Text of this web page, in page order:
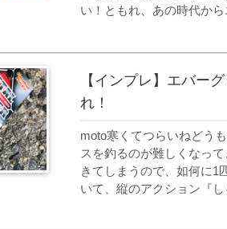
い！ともれ、あの時代か
【インプレ】エバー
れ！
moto寒くてつらいねどう
スを釣るのが難しくなっ
きてしまうので、如何に1
いて、縦のアクション『